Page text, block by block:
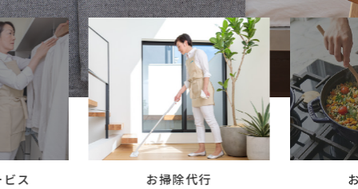
ご案内
お知らせ
家事スタッフ募集
働く仲間インタビュー
ス お掃除代行